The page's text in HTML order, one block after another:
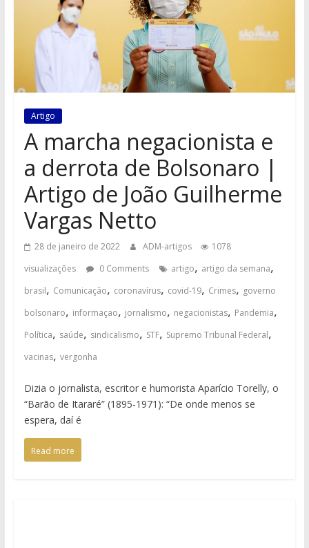
Artigo
A marcha negacionista e
a derrota de Bolsonaro |
Artigo de João Guilherme
Vargas Netto
28 de janeiro de 2022 ADM-artigos
1078
visualizações
0 Comments artigo, artigo da semana,
brasil, Comunicação, coronavírus, covid-19, Crimes, governo
bolsonaro, informaçao, jornalismo, negacionistas, Pandemia,
Política, saúde, sindicalismo, STF, Supremo Tribunal Federal,
vacinas, vergonha
Dizia o jornalista, escritor e humorista Aparício Torelly, o
“Barão de Itararé” (1895-1971): “De onde menos se
espera, daí é
Read more